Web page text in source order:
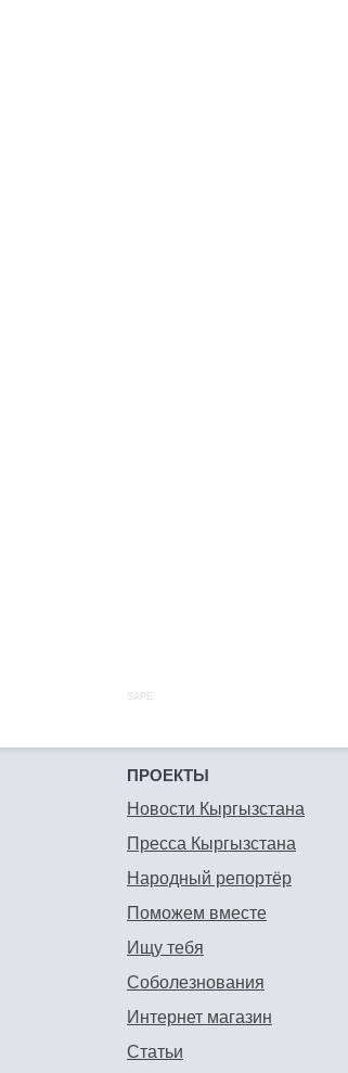
SAPE:
ПРОЕКТЫ
Новости Кыргызстана
Пресса Кыргызстана
Народный репортёр
Поможем вместе
Ищу тебя
Соболезнования
Интернет магазин
Статьи